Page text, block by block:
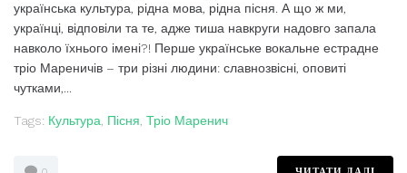
українська культура, рідна мова, рідна пісня. А що ж ми,
українці, відповіли та те, адже тиша навкруги надовго запала
навколо їхнього імені?! Перше українське вокальне естрадне
тріо Мареничів – три різні людини: славнозвісні, оповиті
чутками,...
Tags: Культура, Пісня, Тріо Маренич